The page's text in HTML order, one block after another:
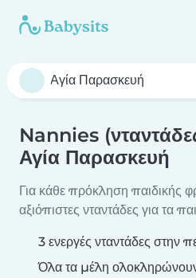
Nannies
Αγία Παρασκευή
Για κάθε πρόκληση παιδικής
αξιόπιστες νταντάδες για τα
3 ενεργές νταντάδες στην
Όλα τα μέλη